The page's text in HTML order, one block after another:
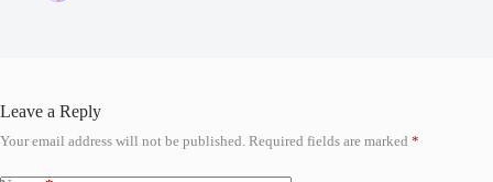
Leave a Reply
Your email address will not be published. Required fields are marked *